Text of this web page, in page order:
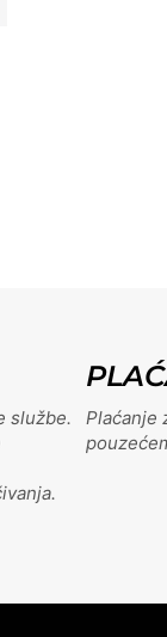
službe.
Plaćanje